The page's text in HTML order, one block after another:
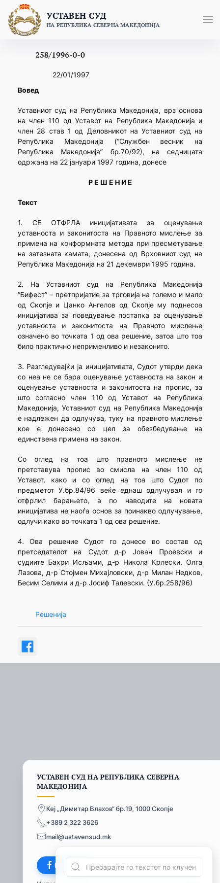
content
УСТАВЕН СУД
НА РЕПУБЛИКА СЕВЕРНА МАКЕДОНИЈА
258/1996-0-0
22/01/1997
Вовед
Уставниот суд на Република Македонија, врз основа
на член 110 од Уставот на Република Македонија и
член 28 став 1 од Деловникот на Уставниот суд на
Република Македонија (“Службен весник на
Република Македонија” бр.70/92), на седницата
одржана на 22 јануари 1997 година, донесе
Р Е Ш Е Н И Е
Текст
1. СЕ ОТФРЛА иницијативата за оценување
уставноста и законитоста на Правното мислење за
примена на конформната метода при пресметување
на затезната камата, донесена од Врховниот суд на
Република Македонија на 21 декември 1995 година.
2. На Уставниот суд на Република Македонија
“Бифест” – претпријатие за трговија на големо и мало
од Скопје и Цанко Ангелов од Скопје му поднесоа
иницијатива за поведување постапка за оценување
уставноста и законитоста на Правното мислење
означено во точката 1 од ова решение, затоа што тоа
било практично неприменливо и незаконито.
3. Разгледувајќи ја иницијативата, Судот утврди дека
со неа не се бара оценување уставноста на закон и
оценување уставноста и законитоста на пропис, за
што согласно член 110 од Уставот на Република
Македонија, Уставниот суд на Република Македонија
е надлежен да одлучува, туку на правното мислење
кое е донесено со цел за обезбедување на
единствена примена на закон.
Со оглед на тоа што правното мислење не
претставува пропис во смисла на член 110 од
Уставот, како и со оглед на тоа што Судот по
предметот У.бр.84/96 веќе еднаш одлучувал и го
отфрлил барањето, а по наводите на новата
иницијатива не наоѓа основ за поинакво одлучување,
одлучи како во точката 1 од ова решение.
4. Ова решение Судот го донесе во состав од
претседателот на Судот д-р Јован Проевски и
судиите Бахри Исљами, д-р Никола Крлески, Олга
Лазова, д-р Стојмен Михајловски, д-р Милан Недков,
Бесим Селими и д-р Јосиф Талевски. (У.бр.258/96)
Решенија
УСТАВЕН СУД НА РЕПУБЛИКА СЕВЕРНА
МАКЕДОНИЈА
Кеј „Димитар Влахов“ бр.19, 1000 Скопје
+389 2 322 3626
mail@ustavensud.mk
Facebook